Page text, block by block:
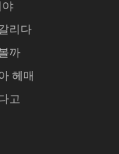
야
리다
까
헤매
고